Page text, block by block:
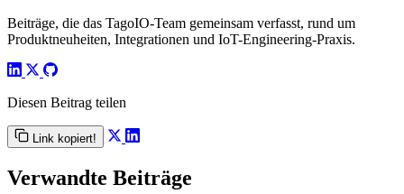
Beiträge, die das TagoIO-Team gemeinsam verfasst, rund um
Produktneuheiten, Integrationen und IoT-Engineering-Praxis.
Diesen Beitrag teilen
Link kopiert!
Verwandte Beiträge